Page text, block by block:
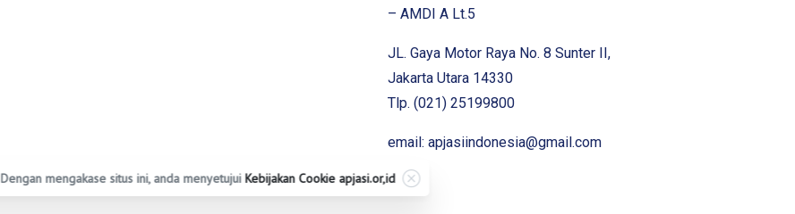
– AMDI A Lt.5
JL. Gaya Motor Raya No. 8 Sunter II,
Jakarta Utara 14330
Tlp. (021) 25199800
email: apjasiindonesia@gmail.com
Dengan mengakase situs ini, anda menyetujui Kebijakan Cookie apjasi.or,id